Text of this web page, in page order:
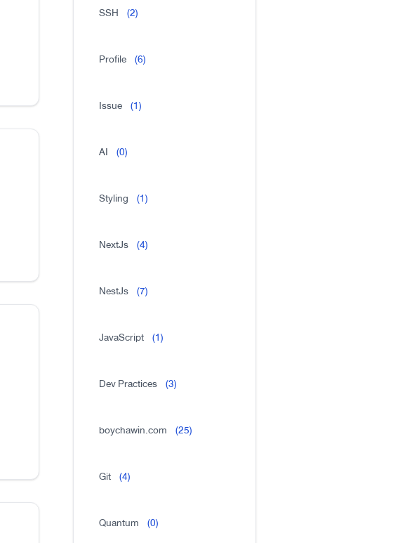
SSH (2)
Profile (6)
Issue (1)
AI (0)
Styling (1)
NextJs (4)
NestJs (7)
JavaScript (1)
Dev Practices (3)
boychawin.com (25)
Git (4)
Quantum (0)